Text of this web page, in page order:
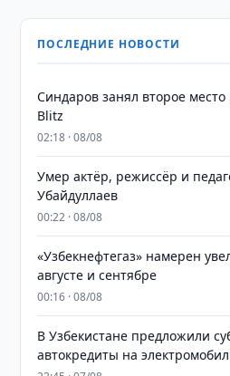
ПОСЛЕДНИЕ НОВОСТИ
Синдаров занял второе
Blitz
02:18 · 08/08
Умер актёр, режиссёр и
Убайдуллаев
00:22 · 08/08
«Узбекнефтегаз» намерен
августе и сентябре
00:16 · 08/08
В Узбекистане предложили
автокредиты на